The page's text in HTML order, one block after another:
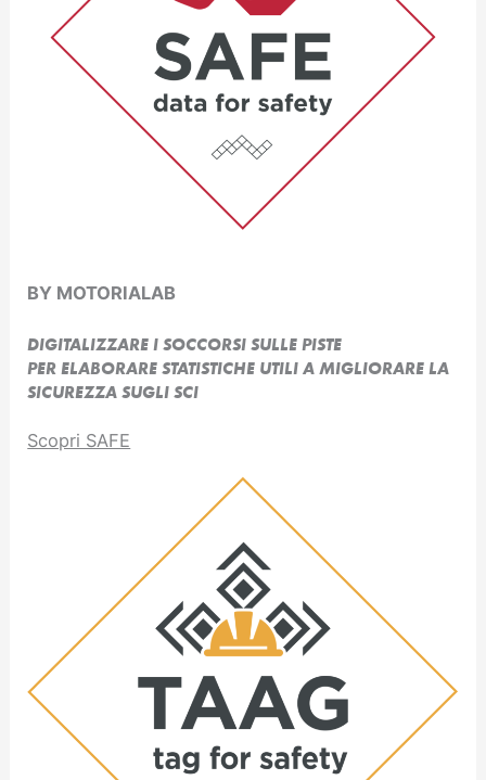
BY MOTORIALAB
DIGITALIZZARE I SOCCORSI SULLE PISTE
PER ELABORARE STATISTICHE UTILI A MIGLIORARE LA
SICUREZZA SUGLI SCI
Scopri SAFE